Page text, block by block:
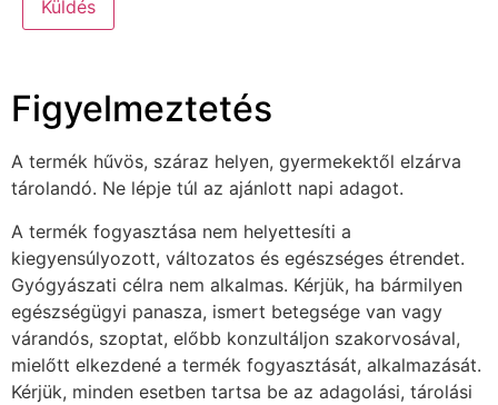
Figyelmeztetés
A termék hűvös, száraz helyen, gyermekektől elzárva
tárolandó. Ne lépje túl az ajánlott napi adagot.
A termék fogyasztása nem helyettesíti a
kiegyensúlyozott, változatos és egészséges étrendet.
Gyógyászati célra nem alkalmas. Kérjük, ha bármilyen
egészségügyi panasza, ismert betegsége van vagy
várandós, szoptat, előbb konzultáljon szakorvosával,
mielőtt elkezdené a termék fogyasztását, alkalmazását.
Kérjük, minden esetben tartsa be az adagolási, tárolási